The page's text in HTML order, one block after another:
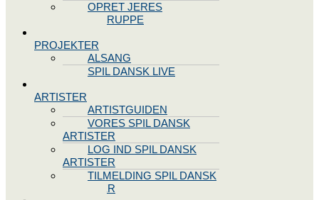
OPRET JERES
STYREGRUPPE
PROJEKTER
ALSANG
SPIL DANSK LIVE
ARTISTER
ARTISTGUIDEN
VORES SPIL DANSK
ARTISTER
LOG IND SPIL DANSK
ARTISTER
TILMELDING SPIL DANSK
ARTISTER